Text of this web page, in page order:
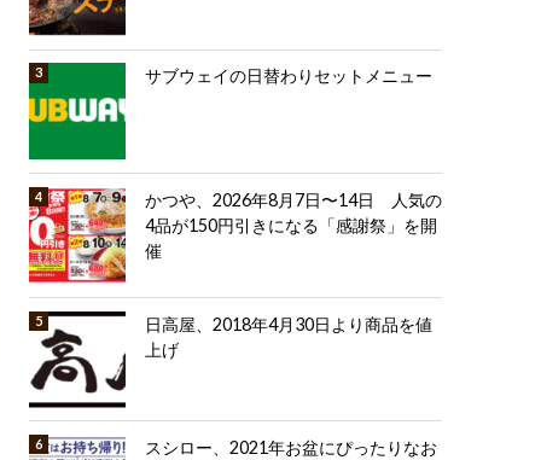
サブウェイの日替わりセットメニュー
かつや、2026年8月7日〜14日 人気の
4品が150円引きになる「感謝祭」を開
催
日高屋、2018年4月30日より商品を値
上げ
スシロー、2021年お盆にぴったりなお